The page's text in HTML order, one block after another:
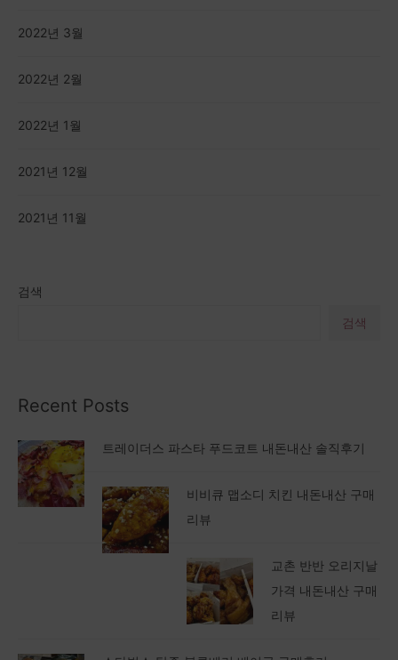
검색
검색
Recent Posts
트레이더스 파스타 푸드코트 내돈내산 솔직후기
비비큐 맵소디 치킨 내돈내산 구매
리뷰
교촌 반반 오리지날
가격 내돈내산 구매
리뷰
2022년 3월
2022년 2월
2022년 1월
2021년 12월
2021년 11월